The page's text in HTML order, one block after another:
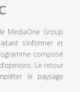
MediaOne Group
s’informer et
composé
Le retour
le paysage